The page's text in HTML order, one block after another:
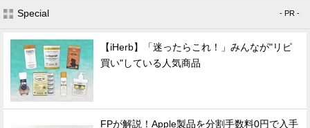
Special - PR -
【iHerb】「迷ったらこれ！」みんなが"リピ
買い"している人気商品
FPが解説！Apple製品を分割手数料0円で入手